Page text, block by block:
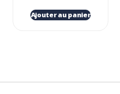
Ajouter au panier